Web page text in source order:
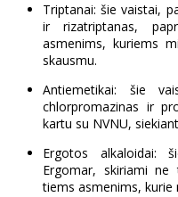
Triptanai: šie vaistai,
ir rizatriptanas,
asmenims, kuriems
skausmu.
Antiemetikai: šie
chlorpromazinas ir
kartu su NVNU,
Ergotos alkaloidai:
Ergomar, skiriami
tiems asmenims, kurie